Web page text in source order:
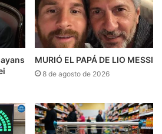
MURIÓ EL PAPÁ DE LIO MESSI
8 de agosto de 2026